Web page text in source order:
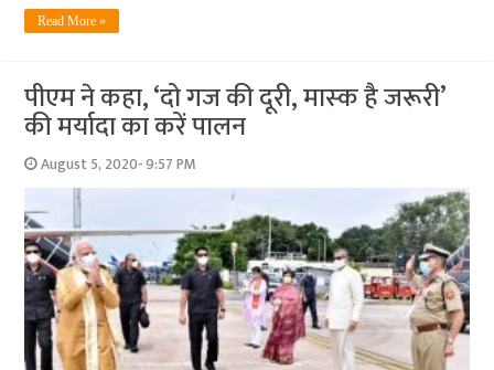
Read More »
पीएम ने कहा, ‘दो गज की दूरी, मास्‍क है जरूरी’
की मर्यादा का करें पालन
August 5, 2020- 9:57 PM